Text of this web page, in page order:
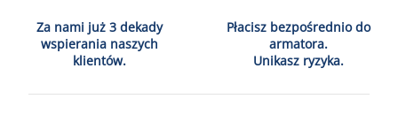
Za nami już 3 dekady
wspierania naszych
klientów.
Płacisz bezpośrednio do
armatora.
Unikasz ryzyka.